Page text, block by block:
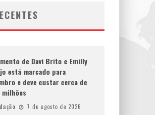
de Davi Brito e Emilly
está marcado para
e deve custar cerca de
milhões
7 de agosto de 2026